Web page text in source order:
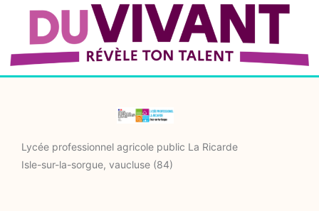
Lycée professionnel agricole public La Ricarde
Isle-sur-la-sorgue, vaucluse (84)